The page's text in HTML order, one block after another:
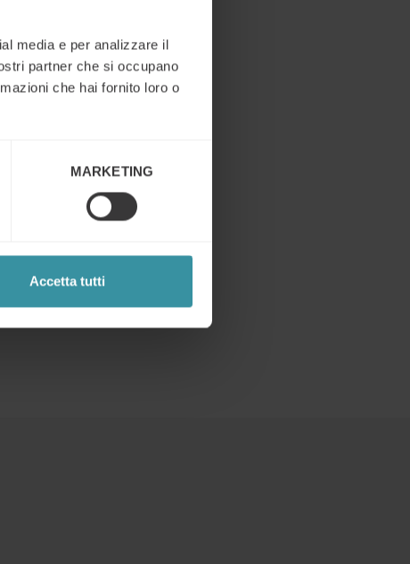
media e per analizzare il
partner che si occupano
che hai fornito loro o
MARKETING
Accetta tutti
delle